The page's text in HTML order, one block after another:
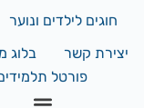
חוגים לילדים ונוער
יצירת קשר בלוג
פורטל